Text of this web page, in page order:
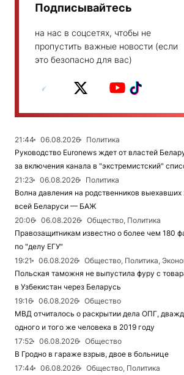
Подписывайтесь
на нас в соцсетях, чтобы не
пропустить важные новости (если
это безопасно для вас)
21:44 06.08.2026
Политика
Руководство Euronews ждет от властей
за включения канала в "экстремистский"
21:23
06.08.2026
Политика
Волна давления на родственников
всей Беларуси — БАЖ
20:06
06.08.2026
Общество, Политика
Правозащитникам известно о более чем 180
по "делу ЕГУ"
19:21
06.08.2026
Общество, Политика,
Польская таможня не выпустила фуру с
в Узбекистан через Беларусь
19:16
06.08.2026
Общество
МВД отчиталось о раскрытии дела ОПГ,
одного и того же человека в 2019 году
17:52
06.08.2026
Общество
В Гродно в гараже взрыв, двое в больнице
17:44
06.08.2026
Общество, Политика